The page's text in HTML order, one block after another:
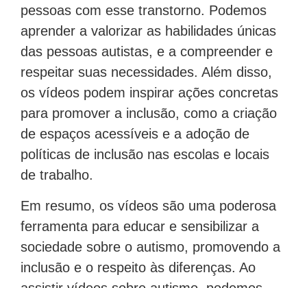
pessoas com esse transtorno. Podemos
aprender a valorizar as habilidades únicas
das pessoas autistas, e a compreender e
respeitar suas necessidades. Além disso,
os vídeos podem inspirar ações concretas
para promover a inclusão, como a criação
de espaços acessíveis e a adoção de
políticas de inclusão nas escolas e locais
de trabalho.
Em resumo, os vídeos são uma poderosa
ferramenta para educar e sensibilizar a
sociedade sobre o autismo, promovendo a
inclusão e o respeito às diferenças. Ao